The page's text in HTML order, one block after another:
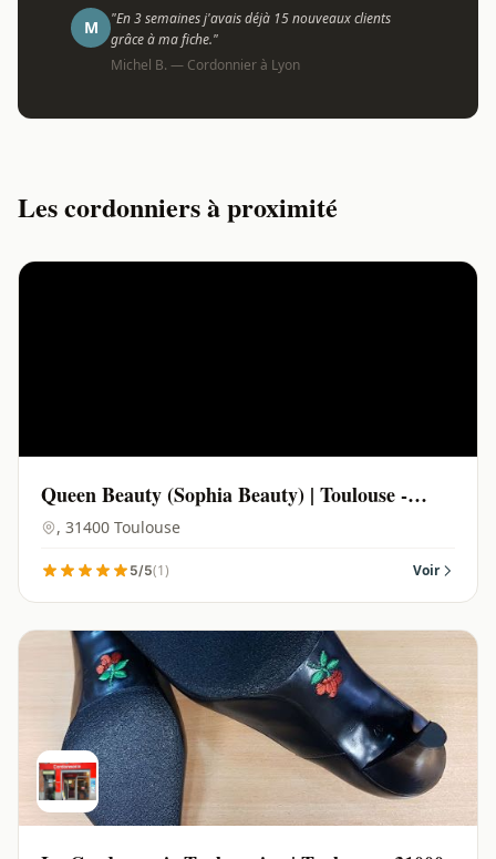
M
"En 3 semaines j'avais déjà 15 nouveaux clients
grâce à ma fiche."
Michel B. — Cordonnier à Lyon
Les cordonniers à proximité
Queen Beauty (Sophia Beauty) | Toulouse -
31400
, 31400 Toulouse
5/5(1) Voir